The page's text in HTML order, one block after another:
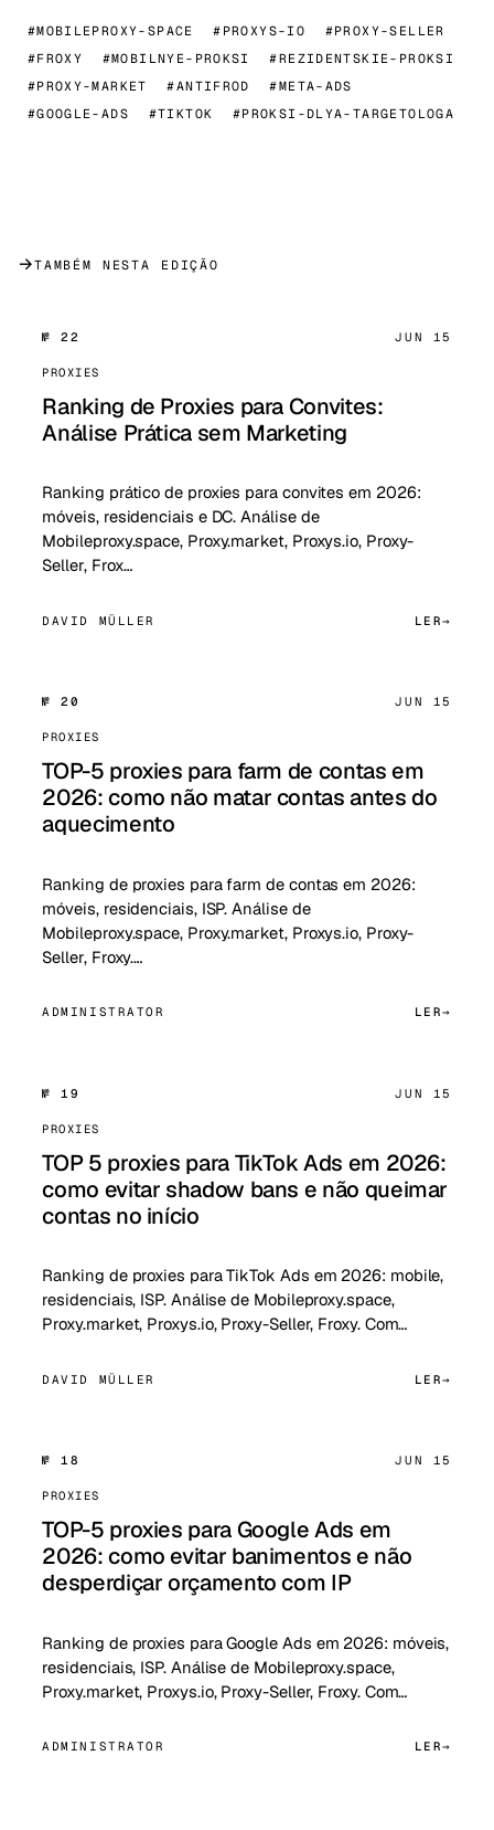
#MOBILEPROXY-SPACE #PROXYS-IO
#PROXY-SELLER
#FROXY
#MOBILNYE-PROKSI
#REZIDENTSKIE-PROKSI
#PROXY-MARKET
#ANTIFROD
#META-ADS
#GOOGLE-ADS
#TIKTOK #PROKSI-DLYA-TARGETOLOGA
→TAMBÉM NESTA EDIÇÃO
№ 22 JUN 15
PROXIES
Ranking de Proxies para Convites:
Análise Prática sem Marketing
Ranking prático de proxies para convites em 2026:
móveis, residenciais e DC. Análise de
Mobileproxy.space, Proxy.market, Proxys.io, Proxy-
Seller, Frox…
DAVID MÜLLER LER
№ 20 JUN 15
PROXIES
TOP-5 proxies para farm de contas em
2026: como não matar contas antes do
aquecimento
Ranking de proxies para farm de contas em 2026:
móveis, residenciais, ISP. Análise de
Mobileproxy.space, Proxy.market, Proxys.io, Proxy-
Seller, Froxy.…
ADMINISTRATOR LER
№ 19 JUN 15
PROXIES
TOP 5 proxies para TikTok Ads em 2026:
como evitar shadow bans e não queimar
contas no início
Ranking de proxies para TikTok Ads em 2026: mobile,
residenciais, ISP. Análise de Mobileproxy.space,
Proxy.market, Proxys.io, Proxy-Seller, Froxy. Com…
DAVID MÜLLER LER
№ 18 JUN 15
PROXIES
TOP-5 proxies para Google Ads em
2026: como evitar banimentos e não
desperdiçar orçamento com IP
Ranking de proxies para Google Ads em 2026: móveis,
residenciais, ISP. Análise de Mobileproxy.space,
Proxy.market, Proxys.io, Proxy-Seller, Froxy. Com…
ADMINISTRATOR LER